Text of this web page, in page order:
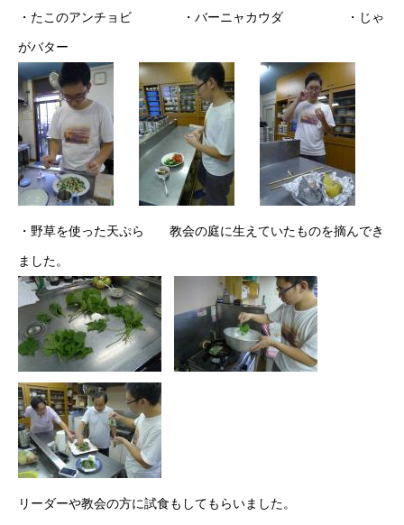
・たこのアンチョビ ・バーニャカウダ ・じゃ
がバター
・野草を使った天ぷら 教会の庭に生えていたものを摘んでき
ました。
リーダーや教会の方に試食もしてもらいました。